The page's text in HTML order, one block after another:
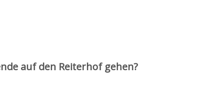
auf den Reiterhof gehen?